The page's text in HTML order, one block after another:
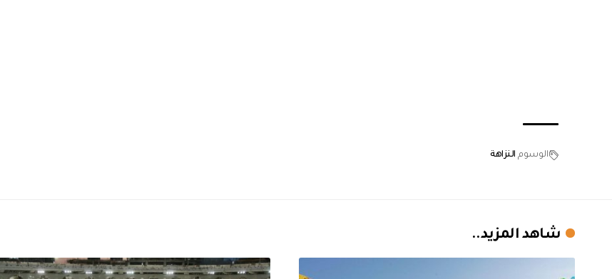
الوسوم النزاهة
شاهد المزيد..